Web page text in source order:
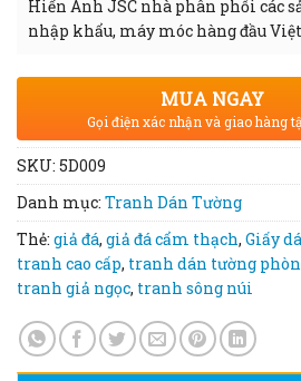
Hiển Anh JSC nhà phân phối các
nhập khẩu, máy móc hàng đầu
MUA NGAY
Gọi điện xác nhận và giao hàng
SKU: 5D009
Danh mục: Tranh Dán Tường
Thẻ: giả đá, giả đá cẩm thạch, Giấy
tranh cao cấp, tranh dán tường
tranh giả ngọc, tranh sông núi